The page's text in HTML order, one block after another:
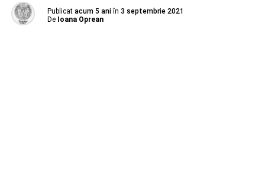
Publicat acum 5 ani în 3 septembrie 2021
De Ioana Oprean